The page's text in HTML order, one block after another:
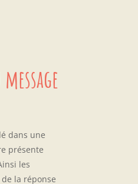
dans une
présente
les
la réponse